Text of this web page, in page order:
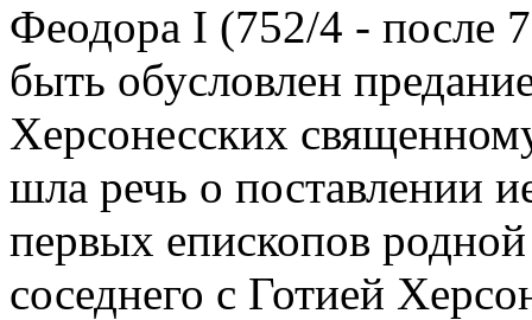
Феодора I (752/4 - после
быть обусловлен
Херсонесских
шла речь о поставлении
первых епископов
соседнего с Готией